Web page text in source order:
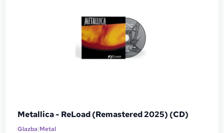
Metallica - ReLoad (Remastered 2025) (CD)
Glazba|Metal